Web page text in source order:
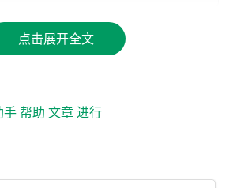
等方面的检查，以确保文章的准确
还能提出一些建议，以帮助提高文章
客观的语言，而营销文案则需要更具
彩的语言。利用 AI 写作助手，我们可
点击展开全文
手帮助 文章进行